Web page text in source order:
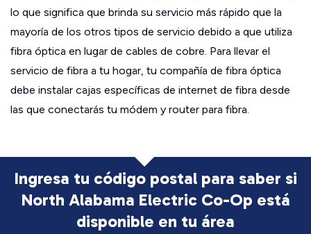
lo que significa que brinda su servicio más rápido que la
mayoría de los otros tipos de servicio debido a que utiliza
fibra óptica en lugar de cables de cobre. Para llevar el
servicio de fibra a tu hogar, tu compañía de fibra óptica
debe instalar cajas específicas de internet de fibra desde
las que conectarás tu módem y router para fibra.
Ingresa tu código postal para saber si
North Alabama Electric Co-Op está
disponible en tu área